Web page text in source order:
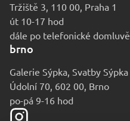
Tržiště 3, 110 00, Praha 1
út 10-17 hod
dále po telefonické domluvě
brno
Galerie Sýpka, Svatby Sýpka
Údolní 70, 602 00, Brno
po-pá 9-16 hod